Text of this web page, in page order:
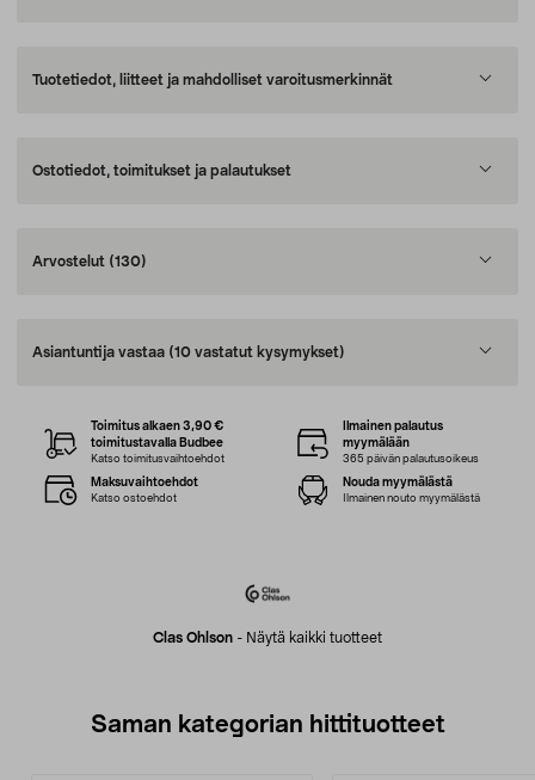
Tuotetiedot, liitteet ja mahdolliset varoitusmerkinnät
Ostotiedot, toimitukset ja palautukset
Arvostelut (130)
Asiantuntija vastaa (10 vastatut kysymykset)
Clas Ohlson - Näytä kaikki tuotteet
Toimitus alkaen 3,90 €
toimitustavalla Budbee
Katso toimitusvaihtoehdot
Ilmainen palautus
myymälään
365 päivän palautusoikeus
Maksuvaihtoehdot
Katso ostoehdot
Nouda myymälästä
Ilmainen nouto myymälästä
Saman kategorian hittituotteet